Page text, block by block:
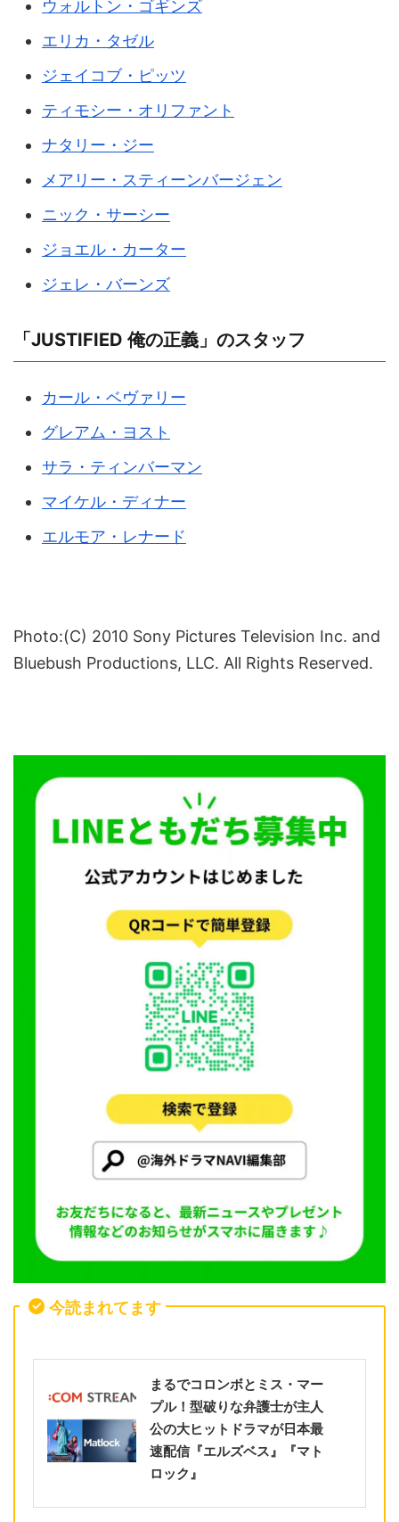
ウォルトン・ゴギンズ
エリカ・タゼル
ジェイコブ・ピッツ
ティモシー・オリファント
ナタリー・ジー
メアリー・スティーンバージェン
ニック・サーシー
ジョエル・カーター
ジェレ・バーンズ
「JUSTIFIED 俺の正義」のスタッフ
カール・ベヴァリー
グレアム・ヨスト
サラ・ティンバーマン
マイケル・ディナー
エルモア・レナード
Photo:(C) 2010 Sony Pictures Television Inc. and
Bluebush Productions, LLC. All Rights Reserved.
今読まれてます
まるでコロンボとミス・マー
プル！型破りな弁護士が主人
公の大ヒットドラマが日本最
速配信『エルズベス』『マト
ロック』